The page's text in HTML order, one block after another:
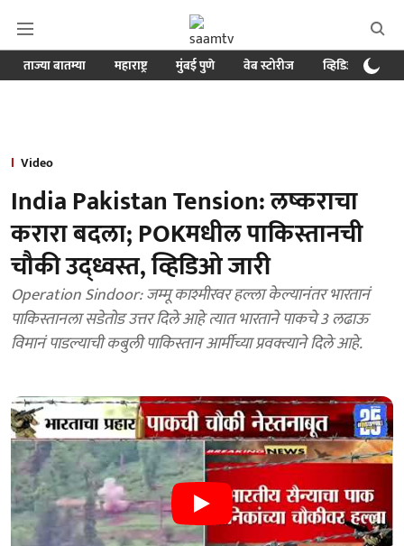
ताज्या बातम्या महाराष्ट्र मुंबई पुणे वेब स्टोरीज व्हिडिओ
Video
India Pakistan Tension: लष्कराचा
करारा बदला; POKमधील पाकिस्तानची
चौकी उद्ध्वस्त, व्हिडिओ जारी
Operation Sindoor: जम्मू काश्मीरवर हल्ला केल्यानंतर भारतानं
पाकिस्तानला सडेतोड उत्तर दिले आहे त्यात भारताने पाकचे 3 लढाऊ
विमानं पाडल्याची कबुली पाकिस्तान आर्मीच्या प्रवक्त्याने दिले आहे.